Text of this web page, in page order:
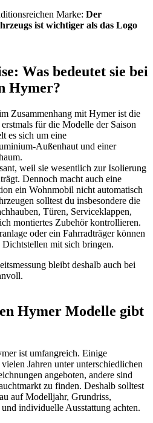
Marke: Der
ist wichtiger als das Logo
Was bedeutet sie bei
Hymer?
Zusammenhang mit Hymer ist die
für die Modelle der Saison
es sich um eine
Außenhaut und einer
weil sie wesentlich zur Isolierung
Dennoch macht auch eine
ein Wohnmobil nicht automatisch
solltest du insbesondere die
Türen, Serviceklappen,
montiertes Zubehör kontrollieren.
oder ein Fahrradträger können
mit sich bringen.
bleibt deshalb auch bei
Hymer Modelle gibt
ist umfangreich. Einige
Jahren unter unterschiedlichen
angeboten, andere sind
zu finden. Deshalb solltest
auf Modelljahr, Grundriss,
individuelle Ausstattung achten.